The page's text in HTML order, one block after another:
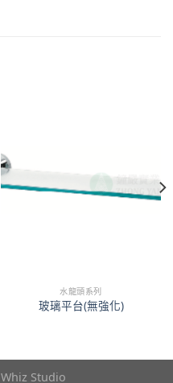
水龍頭系列
玻璃平台(無強化)
Whiz Studio